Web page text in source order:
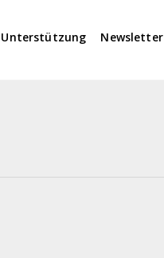
Unterstützung Newsletter